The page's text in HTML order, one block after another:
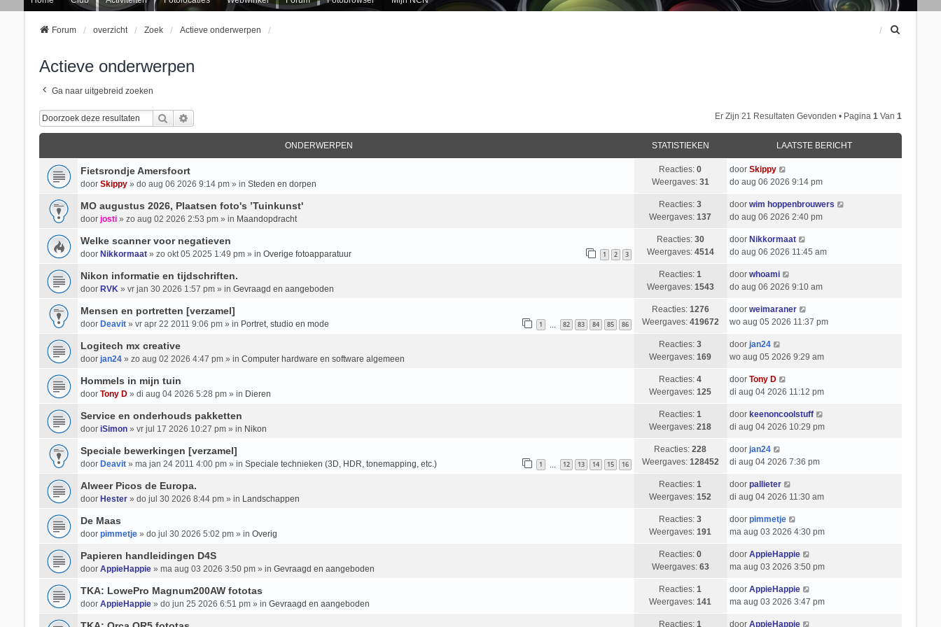
Forum overzicht Zoek Actieve onderwerpen
Actieve onderwerpen
Ga naar uitgebreid zoeken
Zoek Er Zijn 21 Resultaten Gevonden • Pagina1 Van1
ONDERWERPEN STATISTIEKEN LAATSTE BERICHT
Fietsrondje Amersfoort
door Skippy» do aug 06 2026 9:14 pm » in Steden en dorpen
Reacties:0
Weergaves: 31
door Skippy
do aug 06 2026 9:14 pm
MO augustus 2026, Plaatsen foto's ’Tuinkunst'
door josti» zo aug 02 2026 2:53 pm » in Maandopdracht
Reacties:3
Weergaves:137
door wim hoppenbrouwers
do aug 06 2026 2:40 pm
Welke scanner voor negatieven
door Nikkormaat» zo okt 05 2025 1:49 pm » in Overige fotoapparatuur 1 2 3
Reacties: 30
Weergaves: 4514
door Nikkormaat
do aug 06 2026 11:45 am
Nikon informatie en tijdschriften.
door RVK» vr jan 30 2026 1:57 pm » in Gevraagd en aangeboden
Reacties:1
Weergaves: 1543
door whoami
do aug 06 2026 9:10 am
Mensen en portretten [verzamel]
door Deavit» vr apr 22 2011 9:06 pm » in Portret, studio en mode 1 82 83 84 85 86
Reacties: 1276
Weergaves: 419672
door weimaraner
wo aug 05 2026 11:37 pm
Logitech mx creative
door jan24» zo aug 02 2026 4:47 pm » in Computer hardware en software algemeen
Reacties:3
Weergaves:169
door jan24
wo aug 05 2026 9:29 am
Hommels in mijn tuin
door Tony D» di aug 04 2026 5:28 pm » in Dieren
Reacties:4
Weergaves:125
door Tony D
di aug 04 2026 11:12 pm
Service en onderhouds pakketten
door iSimon» vr jul 17 2026 10:27 pm » in Nikon
Reacties:1
Weergaves:218
door keenoncoolstuff
di aug 04 2026 10:29 pm
Speciale bewerkingen [verzamel]
door Deavit» ma jan 24 2011 4:00 pm » in Speciale technieken (3D, HDR, tonemapping, etc.) 1 12 13 14 15 16
Reacties:228
Weergaves: 128452
door jan24
di aug 04 2026 7:36 pm
Alweer Picos de Europa.
door Hester» do jul 30 2026 8:44 pm » in Landschappen
Reacties:1
Weergaves:152
door pallieter
di aug 04 2026 11:30 am
De Maas
door pimmetje» do jul 30 2026 5:02 pm » in Overig
Reacties:3
Weergaves:191
door pimmetje
ma aug 03 2026 4:30 pm
Papieren handleidingen D4S
door AppieHappie» ma aug 03 2026 3:50 pm » in Gevraagd en aangeboden
Reacties:0
Weergaves: 63
door AppieHappie
ma aug 03 2026 3:50 pm
TKA: LowePro Magnum200AW fototas
door AppieHappie» do jun 25 2026 6:51 pm » in Gevraagd en aangeboden
Reacties:1
Weergaves:141
door AppieHappie
ma aug 03 2026 3:47 pm
Reacties:1 door AppieHappie